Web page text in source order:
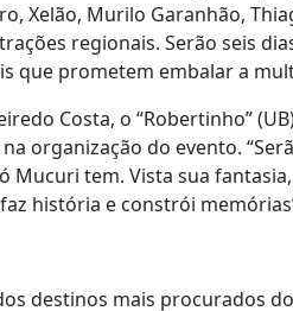
Xelão, Murilo Garanhão,
regionais. Serão seis
que prometem embalar a
Costa, o “Robertinho”
organização do evento.
Mucuri tem. Vista sua
história e constrói
destinos mais procurados